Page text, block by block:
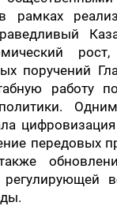
рамках
поручений
работу
политики.
цифровизация
передовых